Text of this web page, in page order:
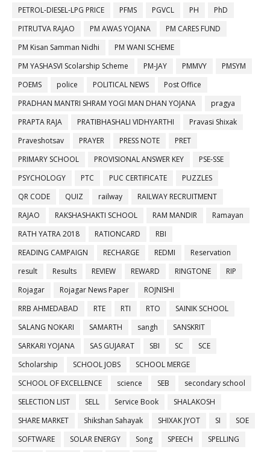
PETROL-DIESEL-LPG PRICE
PFMS PGVCL PH
PhD
PITRUTVA RAJAO
PM AWAS YOJANA
PM CARES FUND
PM Kisan Samman Nidhi
PM WANI SCHEME
PM YASHASVI Scolarship Scheme
PM-JAY PMMVY
PMSYM
POEMS
police POLITICAL NEWS
Post Office
PRADHAN MANTRI SHRAM YOGI MAN DHAN YOJANA
pragya
PRAPTA RAJA
PRATIBHASHALI VIDHYARTHI
Pravasi Shixak
Praveshotsav
PRAYER PRESS NOTE
PRET
PRIMARY SCHOOL
PROVISIONAL ANSWER KEY
PSE-SSE
PSYCHOLOGY
PTC PUC CERTIFICATE
PUZZLES
QR CODE
QUIZ railway
RAILWAY RECRUITMENT
RAJAO
RAKSHASHAKTI SCHOOL RAM MANDIR
Ramayan
RATH YATRA 2018
RATIONCARD
RBI
READING CAMPAIGN
RECHARGE REDMI
Reservation
result
Results REVIEW REWARD RINGTONE
RIP
Rojagar
Rojagar News Paper
ROJNISHI
RRB AHMEDABAD
RTE RTI RTO
SAINIK SCHOOL
SALANG NOKARI
SAMARTH sangh
SANSKRIT
SARKARI YOJANA
SAS GUJARAT SBI SC
SCE
Scholarship
SCHOOL JOBS
SCHOOL MERGE
SCHOOL OF EXCELLENCE
science SEB
secondary school
SELECTION LIST
SELL Service Book
SHALAKOSH
SHARE MARKET
Shikshan Sahayak SHIXAK JYOT SI
SOE
SOFTWARE
SOLAR ENERGY Song SPEECH
SPELLING